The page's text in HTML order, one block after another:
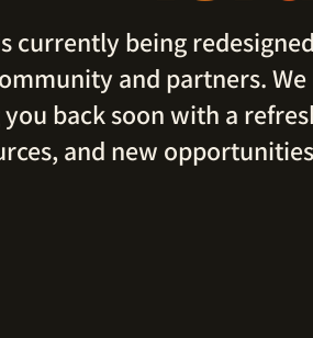
currently being
and partners.
back soon with a
and new